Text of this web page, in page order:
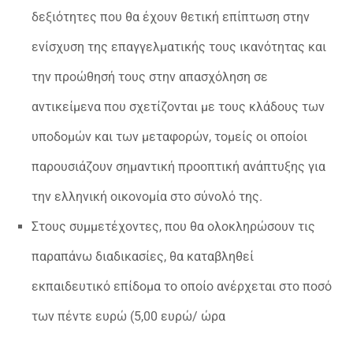
δεξιότητες που θα έχουν θετική επίπτωση στην
ενίσχυση της επαγγελματικής τους ικανότητας και
την προώθησή τους στην απασχόληση σε
αντικείμενα που σχετίζονται με τους κλάδους των
υποδομών και των μεταφορών, τομείς οι οποίοι
παρουσιάζουν σημαντική προοπτική ανάπτυξης για
την ελληνική οικονομία στο σύνολό της.
Στους συμμετέχοντες, που θα ολοκληρώσουν τις
παραπάνω διαδικασίες, θα καταβληθεί
εκπαιδευτικό επίδομα το οποίο ανέρχεται στο ποσό
των πέντε ευρώ (5,00 ευρώ/ ώρα